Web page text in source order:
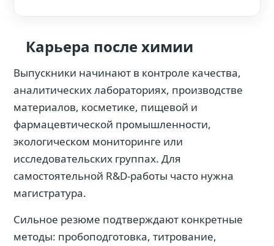
Карьера после химии
Выпускники начинают в контроле качества,
аналитических лабораториях, производстве
материалов, косметике, пищевой и
фармацевтической промышленности,
экологическом мониторинге или
исследовательских группах. Для
самостоятельной R&D‑работы часто нужна
магистратура.
Сильное резюме подтверждают конкретные
методы: пробоподготовка, титрование,